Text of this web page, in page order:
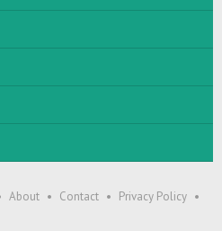
About Contact
Privacy Policy